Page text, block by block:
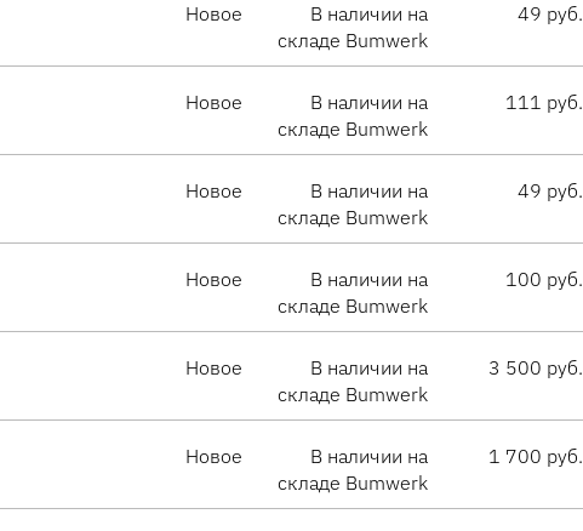
Новое
В наличии на
складе Bumwerk
49 руб.
Новое
В наличии на
складе Bumwerk
111 руб.
Новое
В наличии на
складе Bumwerk
49 руб.
Новое
В наличии на
складе Bumwerk
100 руб.
Новое
В наличии на
складе Bumwerk
3 500 руб.
Новое
В наличии на
складе Bumwerk
1 700 руб.